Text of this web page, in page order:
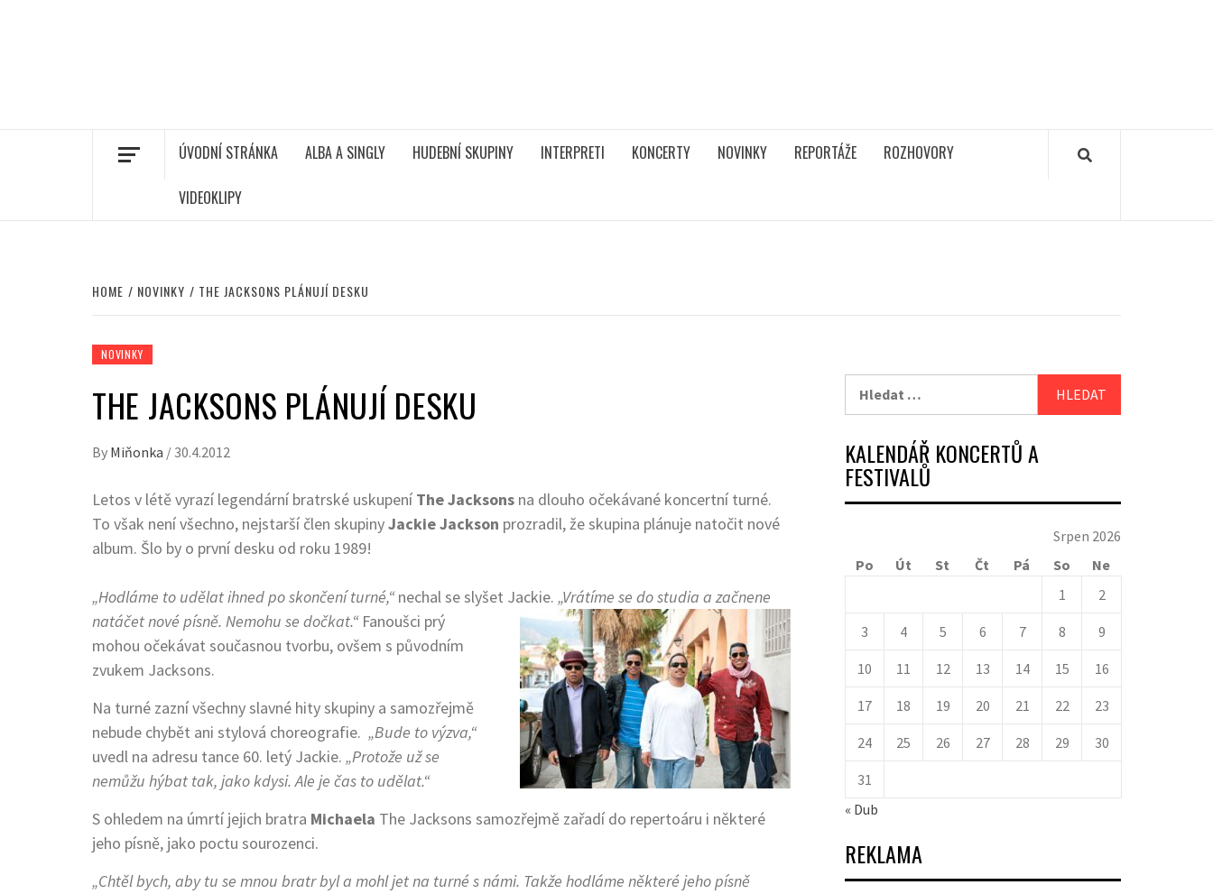
ÚVODNÍ STRÁNKA ALBA A SINGLY HUDEBNÍ SKUPINY INTERPRETI KONCERTY NOVINKY REPORTÁŽE ROZHOVORY
VIDEOKLIPY
HOME NOVINKY THE JACKSONS PLÁNUJÍ DESKU
NOVINKY
THE JACKSONS PLÁNUJÍ DESKU
By Miňonka / 30.4.2012
Letos v létě vyrazí legendární bratrské uskupení The Jacksons na dlouho očekávané koncertní turné.
To však není všechno, nejstarší člen skupinyJackie Jackson prozradil, že skupina plánuje natočit nové
album. Šlo by o první desku od roku 1989!
„Hodláme to udělat ihned po skončení turné,“nechal se slyšet Jackie. „Vrátíme se do studia a začnene
natáčet nové písně. Nemohu se dočkat.“Fanoušci prý
mohou očekávat současnou tvorbu, ovšem s původním
zvukem Jacksons.
Na turné zazní všechny slavné hity skupiny a samozřejmě
nebude chybět ani stylová choreografie. „Bude to výzva,“
uvedl na adresu tance 60. letý Jackie. „Protože už se
nemůžu hýbat tak, jako kdysi. Ale je čas to udělat.“
S ohledem na úmrtí jejich bratra Michaela The Jacksons samozřejmě zařadí do repertoáru i některé
jeho písně, jako poctu sourozenci.
„Chtěl bych, aby tu se mnou bratr byl a mohl jet na turné s námi. Takže hodláme některé jeho písně
KALENDÁŘ KONCERTŮ A
FESTIVALŮ
Srpen 2026
Po
Út St Čt Pá So
Ne
1
2
3 4 5 6 7 8 9
10 11 12 13 14 15 16
17 18 19 20 21 22 23
24 25 26 27 28 29 30
31
« Dub
REKLAMA